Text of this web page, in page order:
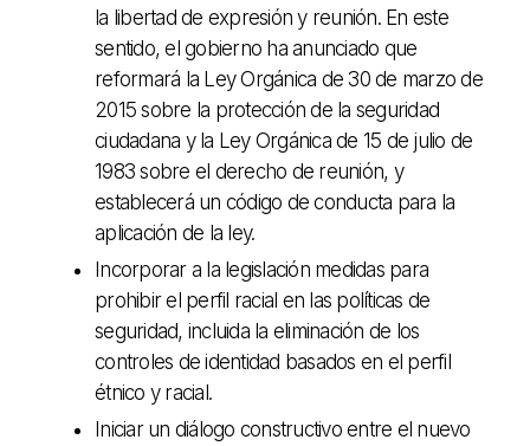
la libertad de expresión y reunión. En este
sentido, el gobierno ha anunciado que
reformará la Ley Orgánica de 30 de marzo de
2015 sobre la protección de la seguridad
ciudadana y la Ley Orgánica de 15 de julio de
1983 sobre el derecho de reunión, y
establecerá un código de conducta para la
aplicación de la ley.
Incorporar a la legislación medidas para
prohibir el perfil racial en las políticas de
seguridad, incluida la eliminación de los
controles de identidad basados en el perfil
étnico y racial.
Iniciar un diálogo constructivo entre el nuevo